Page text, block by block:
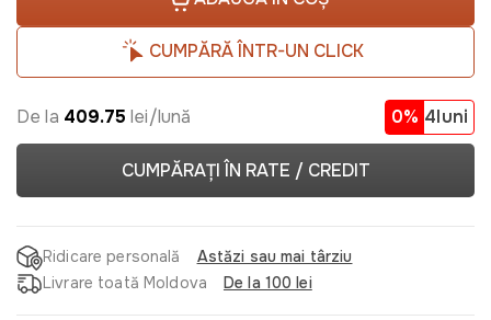
CUMPĂRĂ ÎNTR-UN CLICK
De la 409.75 lei/lună 0% 4luni
CUMPĂRAȚI ÎN RATE / CREDIT
Ridicare personală
Astăzi sau mai târziu
Livrare toată Moldova
De la 100 lei